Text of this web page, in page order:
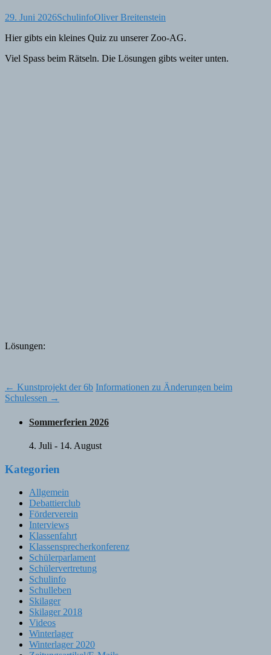
29. Juni 2026SchulinfoOliver Breitenstein
Hier gibts ein kleines Quiz zu unserer Zoo-AG.
Viel Spass beim Rätseln. Die Lösungen gibts weiter unten.
Lösungen:
Post
navigation
← Kunstprojekt der 6b Informationen zu Änderungen beim
Schulessen →
Sommerferien 2026
4. Juli - 14. August
Kategorien
Allgemein
Debattierclub
Förderverein
Interviews
Klassenfahrt
Klassensprecherkonferenz
Schülerparlament
Schülervertretung
Schulinfo
Schulleben
Skilager
Skilager 2018
Videos
Winterlager
Winterlager 2020